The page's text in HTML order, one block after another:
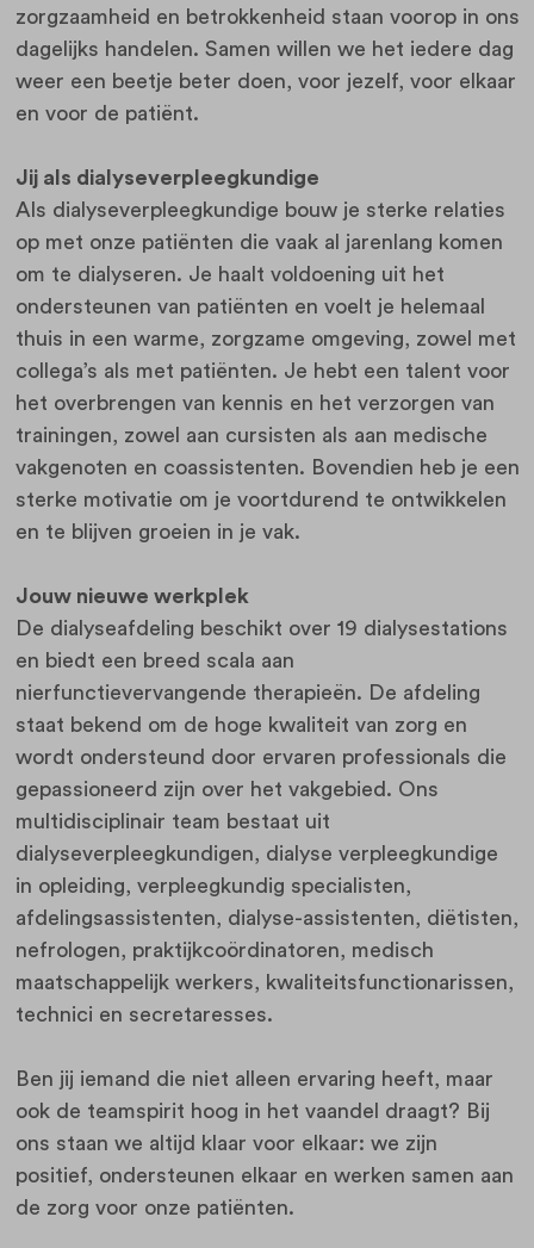
zorgzaamheid en betrokkenheid staan voorop in ons
dagelijks handelen. Samen willen we het iedere dag
weer een beetje beter doen, voor jezelf, voor elkaar
en voor de patiënt.
Jij als dialyseverpleegkundige
Als dialyseverpleegkundige bouw je sterke relaties
op met onze patiënten die vaak al jarenlang komen
om te dialyseren. Je haalt voldoening uit het
ondersteunen van patiënten en voelt je helemaal
thuis in een warme, zorgzame omgeving, zowel met
collega’s als met patiënten. Je hebt een talent voor
het overbrengen van kennis en het verzorgen van
trainingen, zowel aan cursisten als aan medische
vakgenoten en coassistenten. Bovendien heb je een
sterke motivatie om je voortdurend te ontwikkelen
en te blijven groeien in je vak.
Jouw nieuwe werkplek
De dialyseafdeling beschikt over 19 dialysestations
en biedt een breed scala aan
nierfunctievervangende therapieën. De afdeling
staat bekend om de hoge kwaliteit van zorg en
wordt ondersteund door ervaren professionals die
gepassioneerd zijn over het vakgebied. Ons
multidisciplinair team bestaat uit
dialyseverpleegkundigen, dialyse verpleegkundige
in opleiding, verpleegkundig specialisten,
afdelingsassistenten, dialyse-assistenten, diëtisten,
nefrologen, praktijkcoördinatoren, medisch
maatschappelijk werkers, kwaliteitsfunctionarissen,
technici en secretaresses.
Ben jij iemand die niet alleen ervaring heeft, maar
ook de teamspirit hoog in het vaandel draagt? Bij
ons staan we altijd klaar voor elkaar: we zijn
positief, ondersteunen elkaar en werken samen aan
de zorg voor onze patiënten.